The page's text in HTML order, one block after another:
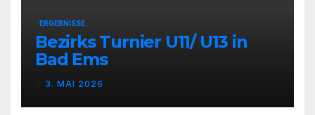
ERGEBNISSE
Bezirks Turnier U11/ U13 in
Bad Ems
3. MAI 2026